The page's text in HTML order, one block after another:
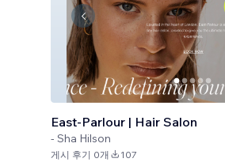
East-Parlour | Hair Salon
- Sha Hilson
게시 후기 0개 107